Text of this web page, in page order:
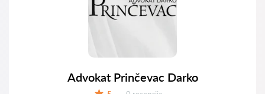
Advokat Prinčevac Darko